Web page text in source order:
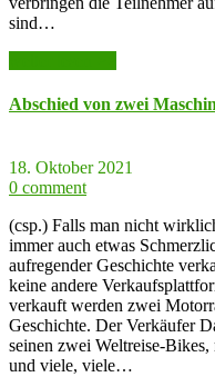
sind…
Abschied von zwei
18. Oktober 2021
0 comment
(csp.) Falls man nicht
immer auch etwas
aufregender Geschichte
keine andere
verkauft werden zwei
Geschichte. Der Verkäufer
seinen zwei Weltreise-
und viele, viele…